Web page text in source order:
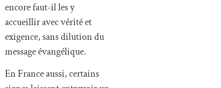
encore faut-il les y
accueillir avec vérité et
exigence, sans dilution du
message évangélique.
En France aussi, certains